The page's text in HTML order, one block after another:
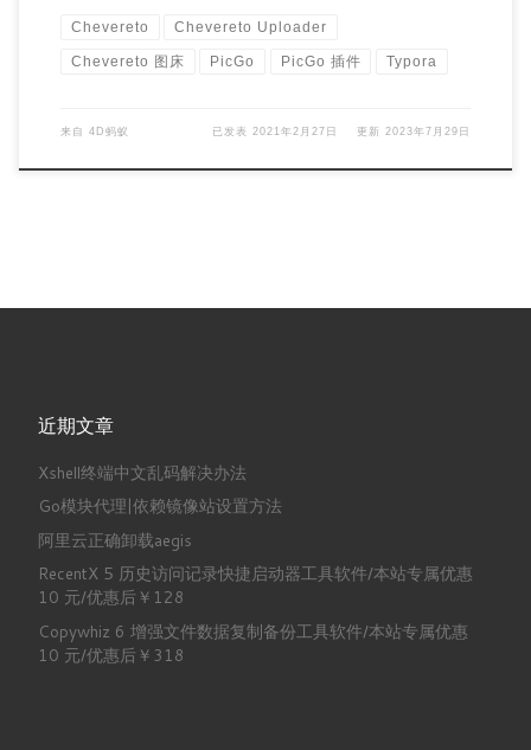
Chevereto Chevereto Uploader
Chevereto 图床 PicGo PicGo 插件 Typora
来自 4D蚂蚁 已发表2021年2月27日 更新2023年7月29日
近期文章
Xshell终端中文乱码解决办法
Go模块代理|依赖镜像站设置方法
阿里云正确卸载aegis
RecentX 5 历史访问记录快捷启动器工具软件/本站专属优惠
10 元/优惠后￥128
Copywhiz 6 增强文件数据复制备份工具软件/本站专属优惠
10 元/优惠后￥318